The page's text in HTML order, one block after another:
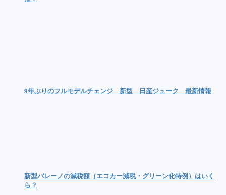
9年ぶりのフルモデルチェンジ 新型 日産ジューク 最新情報
新型バレーノの減税額（エコカー減税・グリーン化特例）はいく
ら？